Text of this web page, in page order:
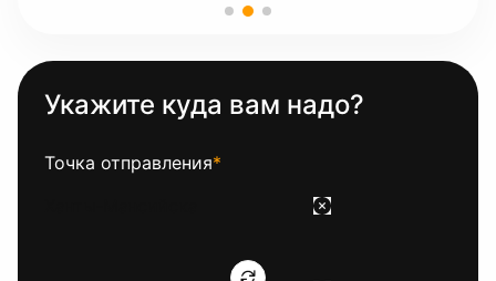
Укажите куда вам надо?
Точка отправления*